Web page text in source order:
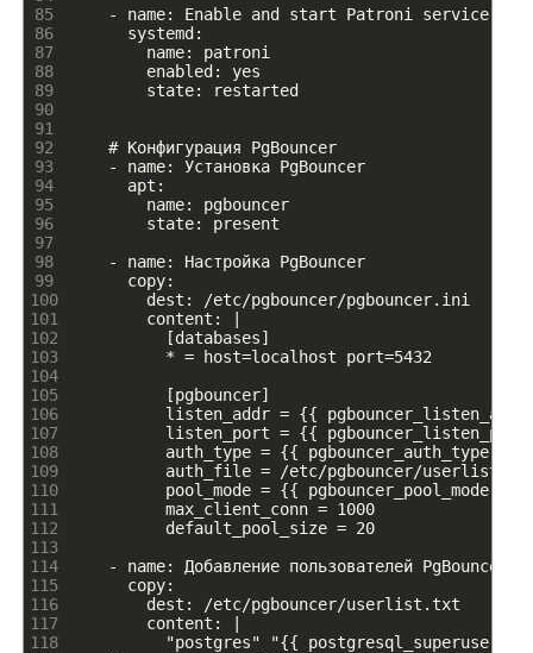
85
86
87
88
89
90
91
92
93
94
95
96
97
98
99
100
101
102
103
104
105
106
107
108
109
110
111
112
113
114
115
116
117
118
- name: Enable and start Patroni service
systemd:
name: patroni
enabled: yes
state: restarted
# Конфигурация PgBouncer
- name: Установка PgBouncer
apt:
name: pgbouncer
state: present
- name: Настройка PgBouncer
copy:
dest: /etc/pgbouncer/pgbouncer.ini
content: |
[databases]
* = host=localhost port=5432
[pgbouncer]
listen_addr = {{
listen_port = {{
auth_type = {{ pgbouncer_auth_type }}
auth_file = /etc/pgbouncer/
pool_mode = {{ pgbouncer_pool_mode }}
max_client_conn = 1000
default_pool_size = 20
- name: Добавление пользователей PgBouncer
copy:
dest: /etc/pgbouncer/userlist.txt
content: |
"postgres" "{{ postgresql superuser